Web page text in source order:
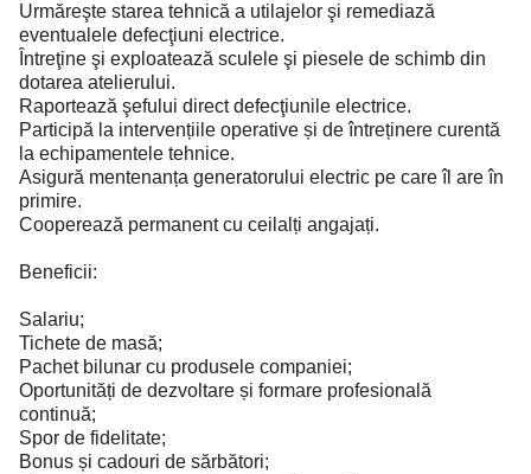
Urmăreşte starea tehnică a utilajelor şi remediază
eventualele defecţiuni electrice.
Întreţine şi exploatează sculele şi piesele de schimb din
dotarea atelierului.
Raportează şefului direct defecţiunile electrice.
Participă la intervențiile operative și de întreținere curentă
la echipamentele tehnice.
Asigură mentenanța generatorului electric pe care îl are în
primire.
Cooperează permanent cu ceilalți angajați.
Beneficii:
Salariu;
Tichete de masă;
Pachet bilunar cu produsele companiei;
Oportunități de dezvoltare și formare profesională
continuă;
Spor de fidelitate;
Bonus și cadouri de sărbători;